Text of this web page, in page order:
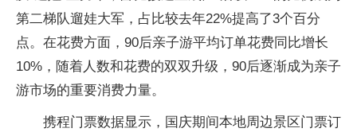
第二梯队遛娃大军，占比较去年22%提高了3个百分
点。在花费方面，90后亲子游平均订单花费同比增长
10%，随着人数和花费的双双升级，90后逐渐成为亲子
游市场的重要消费力量。
携程门票数据显示，国庆期间本地周边景区门票订